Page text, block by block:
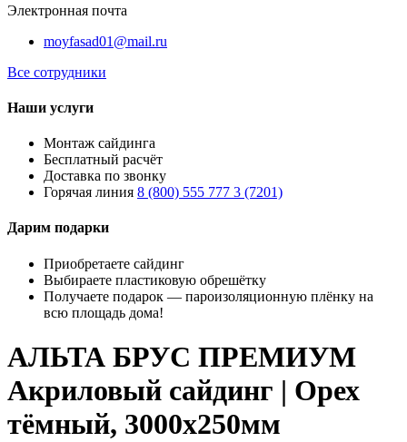
Электронная почта
moyfasad01@mail.ru
Все сотрудники
Наши услуги
Монтаж сайдинга
Бесплатный расчёт
Доставка по звонку
Горячая линия 8 (800) 555 777 3 (7201)
Дарим подарки
Приобретаете сайдинг
Выбираете пластиковую обрешётку
Получаете подарок — пароизоляционную плёнку на
всю площадь дома!
АЛЬТА БРУС ПРЕМИУМ
Акриловый сайдинг | Орех
тёмный, 3000х250мм